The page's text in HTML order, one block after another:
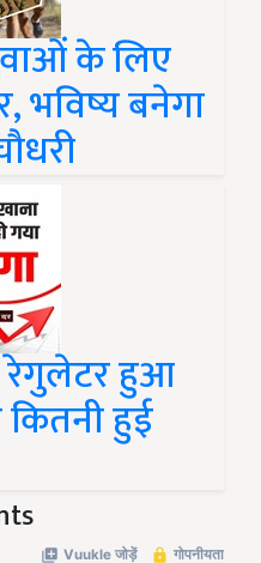
के लिए
भविष्य बनेगा
हुआ
हुई